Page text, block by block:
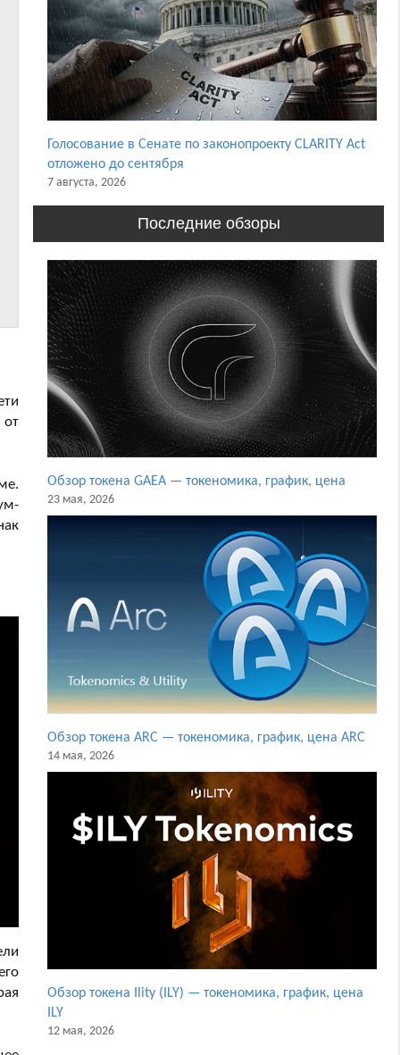
от
Голосование в Сенате по законопроекту CLARITY Act
отложено до сентября
7 августа, 2026
Последние обзоры
Обзор токена GAEA — токеномика, график, цена
23 мая, 2026
Обзор токена ARC — токеномика, график, цена ARC
14 мая, 2026
Обзор токена Ility (ILY) — токеномика, график, цена
ILY
12 мая, 2026